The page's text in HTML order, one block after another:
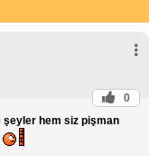
0
şeyler hem siz pişman